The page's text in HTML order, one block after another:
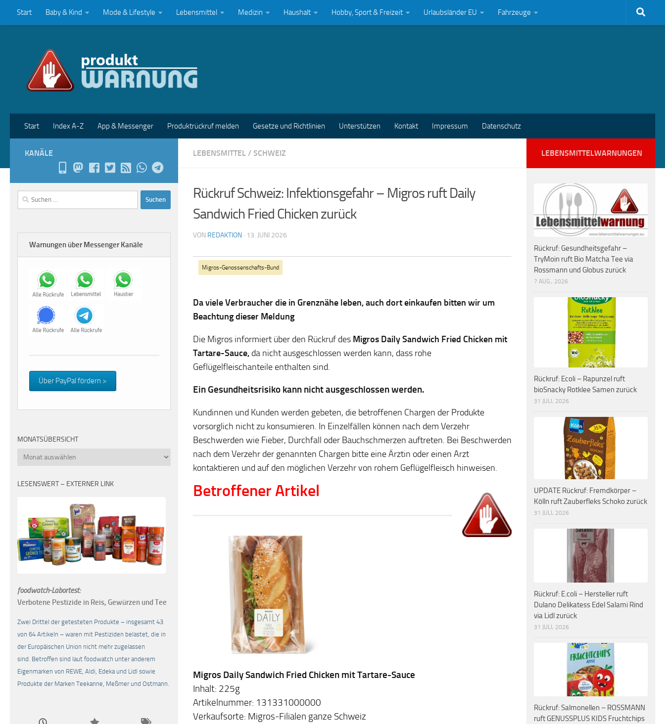
Zum Inhalt springen
Start Baby & Kind Mode & Lifestyle Lebensmittel Medizin Haushalt Hobby, Sport & Freizeit Urlaubsländer EU Fahrzeuge
Start Index A-Z App & Messenger Produktrückruf melden Gesetze und Richtlinien Unterstützen Kontakt Impressum Datenschutz
LEBENSMITTEL / SCHWEIZ
Rückruf Schweiz: Infektionsgefahr – Migros ruft Daily
Sandwich Fried Chicken zurück
VON REDAKTION · 13. JUNI 2026
Migros-Genossenschafts-Bund
Da viele Verbraucher die in Grenznähe leben, auch dort einkaufen bitten wir um
Beachtung dieser Meldung
Die Migros informiert über den Rückruf des Migros Daily Sandwich Fried Chicken mit
Tartare-Sauce, da nicht ausgeschlossen werden kann, dass rohe
Geflügelfleischanteile enthalten sind.
Ein Gesundheitsrisiko kann nicht ausgeschlossen werden.
Kundinnen und Kunden werden gebeten, die betroffenen Chargen der Produkte
vorsorglich nicht zu konsumieren. In Einzelfällen können nach dem Verzehr
Beschwerden wie Fieber, Durchfall oder Bauchschmerzen auftreten. Bei Beschwerden
nach dem Verzehr der genannten Chargen bitte eine Ärztin oder einen Arzt
kontaktieren und auf den möglichen Verzehr von rohem Geflügelfleisch hinweisen.
Betroffener Artikel
Migros Daily Sandwich Fried Chicken mit Tartare-Sauce
Inhalt: 225g
Artikelnummer: 131331000000
Verkaufsorte: Migros-Filialen ganze Schweiz
KANÄLE
Suchen
nach:
Warnungen über Messenger Kanäle
Über PayPal fördern >
MONATSÜBERSICHT
Monatsübersicht
LESENSWERT – EXTERNER LINK
foodwatch-Labortest:
Verbotene Pestizide in Reis, Gewürzen und Tee
Zwei Drittel der getesteten Produkte – insgesamt 43
von 64 Artikeln – waren mit Pestiziden belastet, die in
der Europäischen Union nicht mehr zugelassen
sind. Betroffen sind laut foodwatch unter anderem
Eigenmarken von REWE, Aldi, Edeka und Lidl sowie
Produkte der Marken Teekanne, Meßmer und Ostmann.
LEBENSMITTELWARNUNGEN
Rückruf: Gesundheitsgefahr –
TryMoin ruft Bio Matcha Tee via
Rossmann und Globus zurück
7 AUG., 2026
Rückruf: Ecoli – Rapunzel ruft
bioSnacky Rotklee Samen zurück
31 JULI, 2026
UPDATE Rückruf: Fremdkörper –
Kölln ruft Zauberfleks Schoko zurück
31 JULI, 2026
Rückruf: E.coli – Hersteller ruft
Dulano Delikatess Edel Salami Rind
via Lidl zurück
31 JULI, 2026
Rückruf: Salmonellen – ROSSMANN
ruft GENUSSPLUS KIDS Fruchtchips